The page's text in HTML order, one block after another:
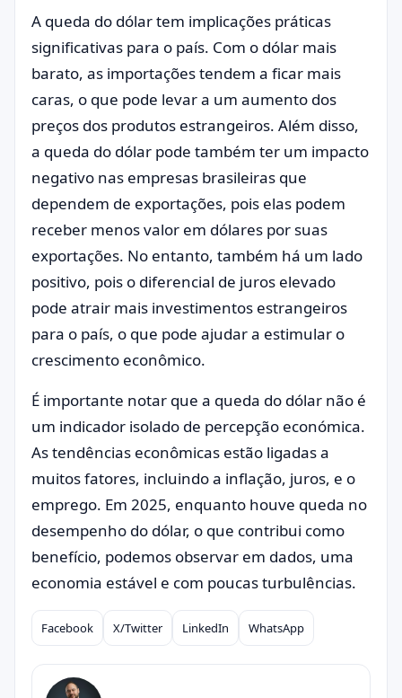
A queda do dólar tem implicações práticas
significativas para o país. Com o dólar mais
barato, as importações tendem a ficar mais
caras, o que pode levar a um aumento dos
preços dos produtos estrangeiros. Além disso,
a queda do dólar pode também ter um impacto
negativo nas empresas brasileiras que
dependem de exportações, pois elas podem
receber menos valor em dólares por suas
exportações. No entanto, também há um lado
positivo, pois o diferencial de juros elevado
pode atrair mais investimentos estrangeiros
para o país, o que pode ajudar a estimular o
crescimento econômico.
É importante notar que a queda do dólar não é
um indicador isolado de percepção económica.
As tendências econômicas estão ligadas a
muitos fatores, incluindo a inflação, juros, e o
emprego. Em 2025, enquanto houve queda no
desempenho do dólar, o que contribui como
benefício, podemos observar em dados, uma
economia estável e com poucas turbulências.
Compartilhar
Facebook X/Twitter LinkedIn WhatsApp